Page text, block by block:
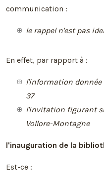
communication :
le rappel n'est pas
En effet, par rapport à :
l'information donnée
37
l'invitation figurant
Vollore-Montagne
l'inauguration de la
Est-ce :